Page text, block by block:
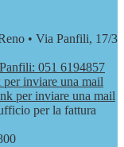
• Via Panfili, 17/3
051 6194857
inviare una mail
per inviare una mail
per la fattura